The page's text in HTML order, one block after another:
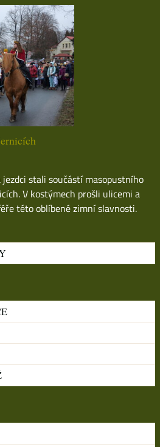
stali součástí masopustního
V kostýmech prošli ulicemi a
této oblíbené zimní slavnosti.